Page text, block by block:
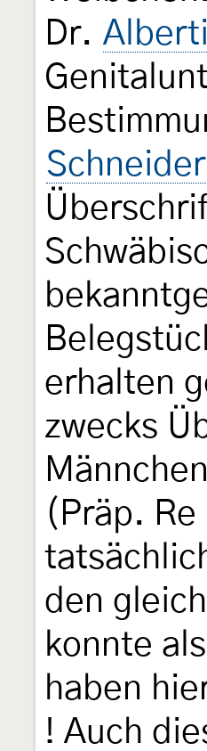
Dr. Alberti
erhalten
zwecks
(Präp.
den
konnte
haben
! Auch